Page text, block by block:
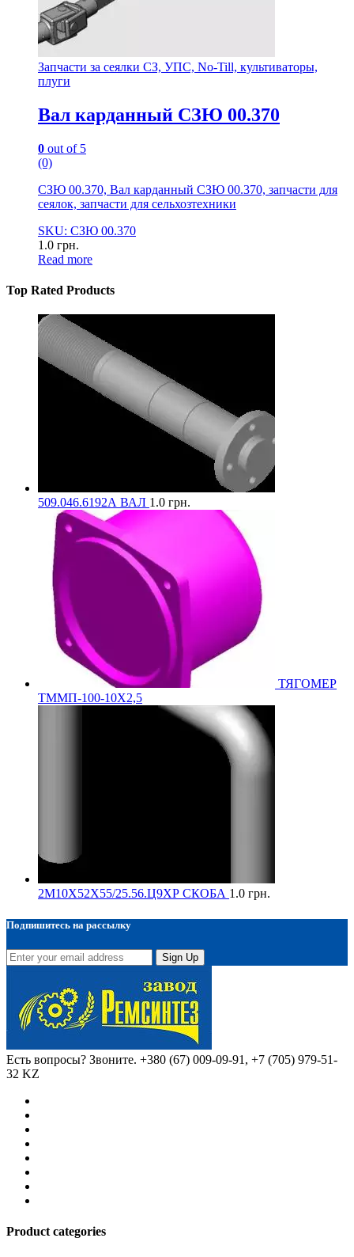
Запчасти за сеялки СЗ, УПС, No-Till, культиваторы,
плуги
Вал карданный СЗЮ 00.370
0 out of 5
(0)
СЗЮ 00.370, Вал карданный СЗЮ 00.370, запчасти для
сеялок, запчасти для сельхозтехники
SKU: СЗЮ 00.370
1.0 грн.
Read more
Top Rated Products
509.046.6192А ВАЛ 1.0 грн.
ТЯГОМЕР
ТММП-100-10Х2,5
2М10Х52Х55/25.56.Ц9ХР СКОБА 1.0 грн.
Подпишитесь на рассылку
Sign Up
Есть вопросы? Звоните. +380 (67) 009-09-91, +7 (705) 979-51-
32 KZ
Product categories